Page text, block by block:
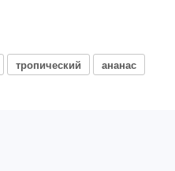
тропический ананас